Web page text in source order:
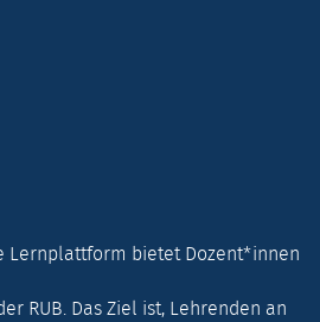
Lernplattform bietet Dozent*innen
RUB. Das Ziel ist, Lehrenden an